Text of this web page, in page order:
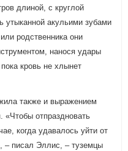
длиной, с круглой
утыканной акульими зубами
родственника они
нанося удары
кровь не хлынет
также и выражением
«Чтобы отпраздновать
когда удавалось уйти от
– писал Эллис, – туземцы